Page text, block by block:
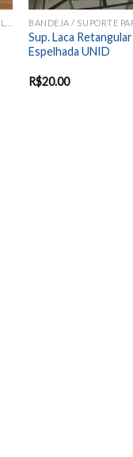
Sup. Laca Retangular
Espelhada UNID
R$20.00